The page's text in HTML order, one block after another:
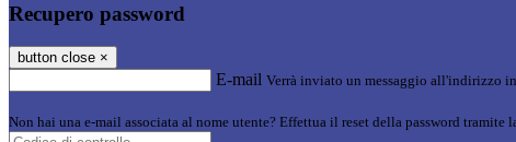
Recupero password
button close ×
E-mail Verrà inviato un messaggio all'indirizzo
Non hai una e-mail associata al nome utente? Effettua il reset della password tramite